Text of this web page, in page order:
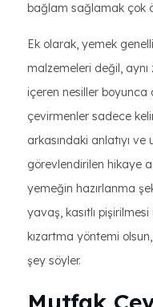
bağlam sağlamak çok
Ek olarak, yemek
malzemeleri değil,
içeren nesiller boyunca
çevirmenler sadece
arkasındaki anlatıyı ve
görevlendirilen hikaye
yemeğin hazırlanma
yavaş, kasıtlı
kızartma yöntemi
şey söyler.